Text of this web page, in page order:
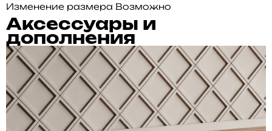
Изменение размера Возможно
Аксессуары и
дополнения